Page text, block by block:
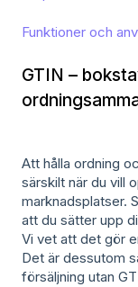
Funktioner och
GTIN –
Att hålla ordning
särskilt när du vill
marknadsplatser.
att du sätter upp
Vi vet att det gör
Det är dessutom
försäljning utan